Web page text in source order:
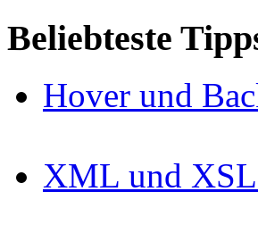
Beliebteste
Hover und
XML und XSL